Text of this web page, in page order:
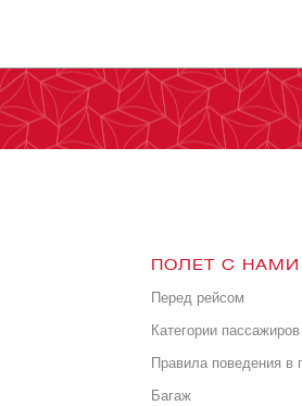
ПОЛЕТ С НАМИ
Перед рейсом
Категории пассажиров
Правила поведения в
Багаж